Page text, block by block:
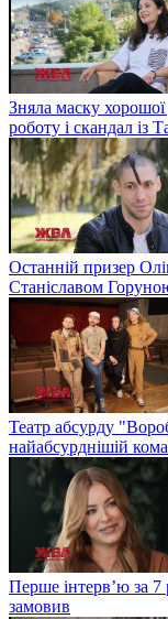
Зняла маску
роботу і скандал із
Останній призер
Станіславом
Театр абсурду
найабсурднішій
Перше інтерв’ю за 7
замовив